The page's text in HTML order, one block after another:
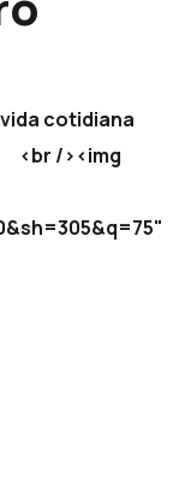
cotidiana
<br /><img